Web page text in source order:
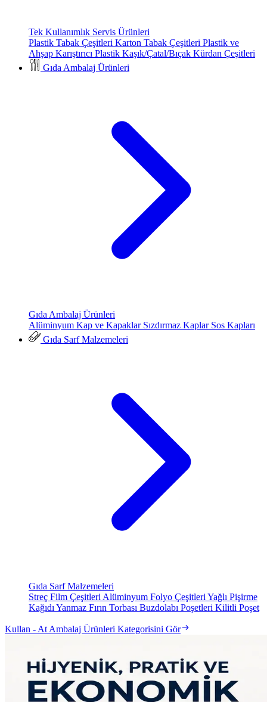
Tek Kullanımlık Servis Ürünleri
Plastik Tabak Çeşitleri Karton Tabak Çeşitleri Plastik ve
Ahşap Karıştırıcı Plastik Kaşık/Çatal/Bıçak Kürdan Çeşitleri
Gıda Ambalaj Ürünleri
Gıda Ambalaj Ürünleri
Alüminyum Kap ve Kapaklar Sızdırmaz Kaplar Sos Kapları
Gıda Sarf Malzemeleri
Gıda Sarf Malzemeleri
Streç Film Çeşitleri Alüminyum Folyo Çeşitleri Yağlı Pişirme
Kağıdı Yanmaz Fırın Torbası Buzdolabı Poşetleri Kilitli Poşet
Kullan - At Ambalaj Ürünleri Kategorisini Gör